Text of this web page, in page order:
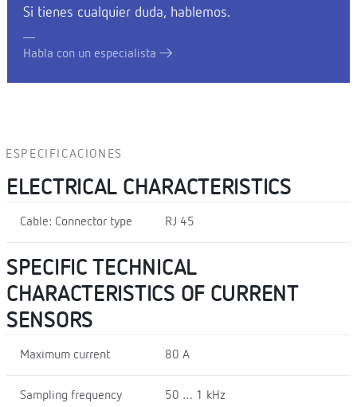
Si tienes cualquier duda, hablemos.
Habla con un especialista
ESPECIFICACIONES
ELECTRICAL CHARACTERISTICS
Cable: Connector type RJ 45
SPECIFIC TECHNICAL
CHARACTERISTICS OF CURRENT
SENSORS
Maximum current 80 A
Sampling frequency 50 … 1 kHz